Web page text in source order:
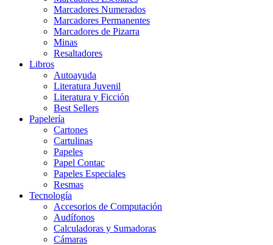
Marcadores Numerados
Marcadores Permanentes
Marcadores de Pizarra
Minas
Resaltadores
Libros
Autoayuda
Literatura Juvenil
Literatura y Ficción
Best Sellers
Papelería
Cartones
Cartulinas
Papeles
Papel Contac
Papeles Especiales
Resmas
Tecnología
Accesorios de Computación
Audífonos
Calculadoras y Sumadoras
Cámaras